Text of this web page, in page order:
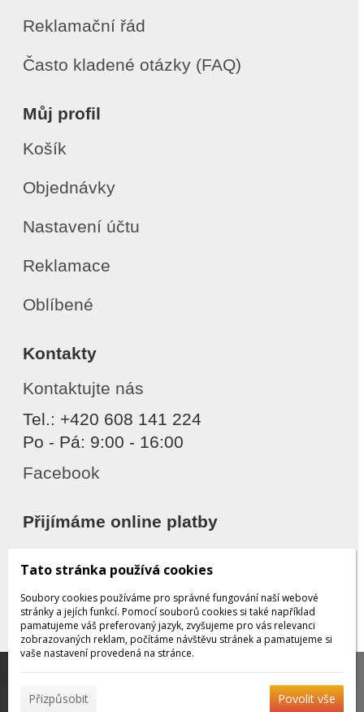
Reklamační řád
Často kladené otázky (FAQ)
Můj profil
Košík
Objednávky
Nastavení účtu
Reklamace
Oblíbené
Kontakty
Kontaktujte nás
Tel.: +420 608 141 224
Po - Pá: 9:00 - 16:00
Facebook
Přijímáme online platby
Děkujeme za důvěru
pomáhají poskytovat služby. Používáním našich služeb
vyjadřujete souhlas s používáním souborů cookies.Více
✖
Tato stránka používá cookies
Soubory cookies používáme pro správné fungování naší webové
stránky a jejích funkcí. Pomocí souborů cookies si také například
pamatujeme váš preferovaný jazyk, zvyšujeme pro vás relevanci
zobrazovaných reklam, počítáme návštěvu stránek a pamatujeme si
vaše nastavení provedená na stránce.
Přizpůsobit Povolit vše